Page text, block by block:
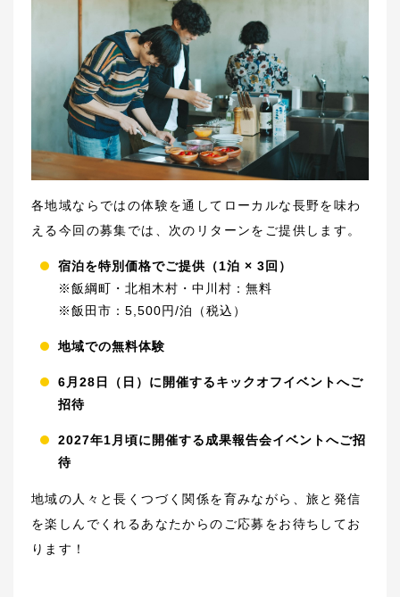
各地域ならではの体験を通してローカルな長野を味わ
える今回の募集では、次のリターンをご提供します。
宿泊を特別価格でご提供（1泊 × 3回）
※飯綱町・北相木村・中川村：無料
※飯田市：5,500円/泊（税込）
地域での無料体験
6月28日（日）に開催するキックオフイベントへご
招待
2027年1月頃に開催する成果報告会イベントへご招
待
地域の人々と長くつづく関係を育みながら、旅と発信
を楽しんでくれるあなたからのご応募をお待ちしてお
ります！